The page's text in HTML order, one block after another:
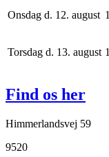
Onsdag d. 12. august
Torsdag d. 13. august
Find os her
Himmerlandsvej 59
9520